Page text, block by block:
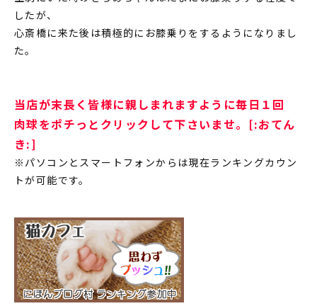
したが、
心斎橋に来た後は積極的にお膝乗りをするようになりまし
た。
当店が末長く皆様に親しまれますように毎日１回
肉球をポチっとクリックして下さいませ。[:おてん
き:]
※パソコンとスマートフォンからは現在ランキングカウン
トが可能です。